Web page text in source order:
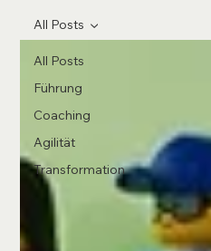
All Posts
Führung
Coaching
Agilität
Transformation
All Posts